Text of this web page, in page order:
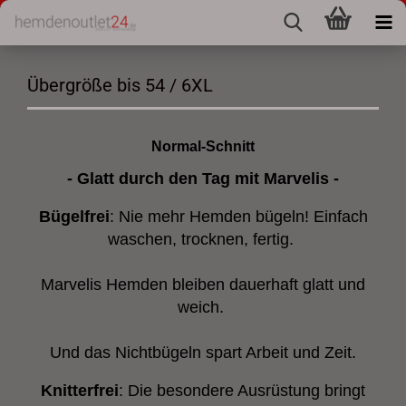
Übergröße bis 54 / 6XL
Normal-Schnitt
- Glatt durch den Tag mit Marvelis -
Bügelfrei: Nie mehr Hemden bügeln! Einfach
waschen, trocknen, fertig.
Marvelis Hemden bleiben dauerhaft glatt und
weich.
Und das Nichtbügeln spart Arbeit und Zeit.
Knitterfrei: Die besondere Ausrüstung bringt